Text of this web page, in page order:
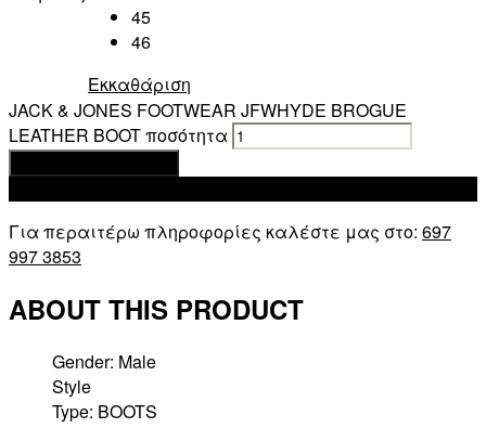
45
46
Εκκαθάριση
JACK & JONES FOOTWEAR JFWHYDE BROGUE
LEATHER BOOT ποσότητα
Για περαιτέρω πληροφορίες καλέστε μας στο: 697
997 3853
ABOUT THIS PRODUCT
Gender: Male
Style
Type: BOOTS